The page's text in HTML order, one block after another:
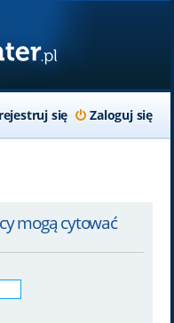
Zaloguj się
się
mogą cytować